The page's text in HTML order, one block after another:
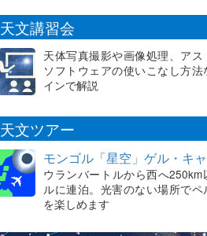
天文講習会
天体写真撮影や画像処理、ア
ソフトウェアの使いこなし方法
インで解説
天文ツアー
モンゴル「星空」ゲル・キ
ウランバートルから西へ
ルに連泊。光害のない場所で
を楽しめます